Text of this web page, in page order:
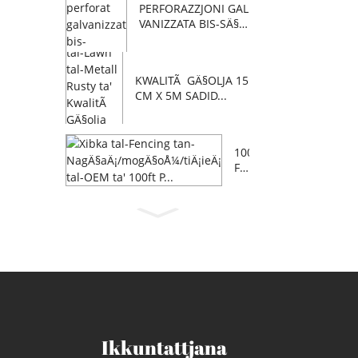
PERFORAZZJONI GAL
VANIZZATA BIS-SÄ§U
KWALITÃ GÄ§OLJA 15
CM X 5M SADID...
100
FT
§AÄ
Ikkuntattjana